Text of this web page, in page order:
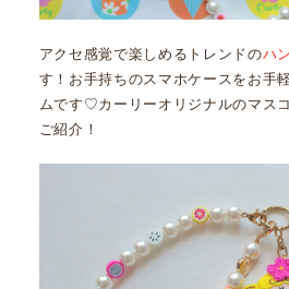
アクセ感覚で楽しめるトレンドのハ
す！お手持ちのスマホケースをお手
ムです♡カーリーオリジナルのマス
ご紹介！